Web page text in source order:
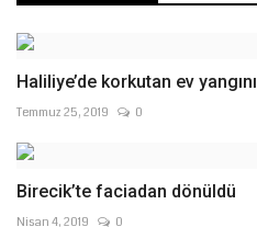
Haliliye’de korkutan ev yangını
Temmuz 25, 2019 0
Birecik’te faciadan dönüldü
Nisan 4, 2019 0